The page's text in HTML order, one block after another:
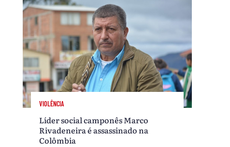
VIOLÊNCIA
Líder social camponês Marco
Rivadeneira é assassinado na
Colômbia